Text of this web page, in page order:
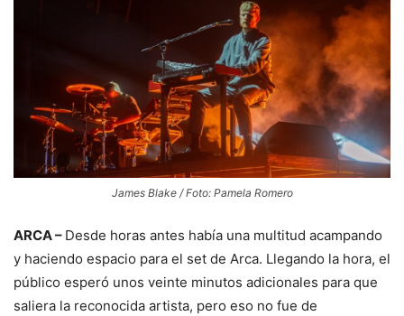
James Blake / Foto: Pamela Romero
ARCA – Desde horas antes había una multitud acampando
y haciendo espacio para el set de Arca. Llegando la hora, el
público esperó unos veinte minutos adicionales para que
saliera la reconocida artista, pero eso no fue de